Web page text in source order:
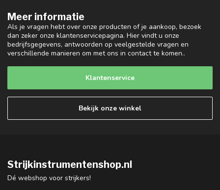
Meer informatie
Als je vragen hebt over onze producten of je aankoop, bezoek
dan zeker onze klantenservicepagina. Hier vindt u onze
bedrijfsgegevens, antwoorden op veelgestelde vragen en
verschillende manieren om met ons in contact te komen..
Klantenservice
Bekijk onze winkel
Strijkinstrumentenshop.nl
Dé webshop voor strijkers!